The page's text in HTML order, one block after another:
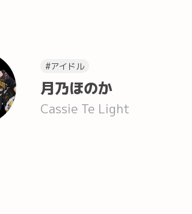
#アイドル
月乃ほのか
Cassie Te Light